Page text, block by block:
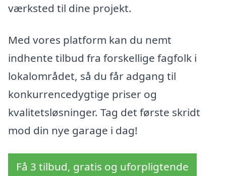
værksted til dine projekt.
Med vores platform kan du nemt
indhente tilbud fra forskellige fagfolk i
lokalområdet, så du får adgang til
konkurrencedygtige priser og
kvalitetsløsninger. Tag det første skridt
mod din nye garage i dag!
Få 3 tilbud, gratis og uforpligtende